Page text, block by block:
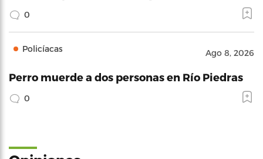
0
Policíacas Ago 8, 2026
Perro muerde a dos personas en Río Piedras
0